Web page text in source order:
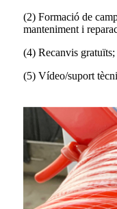
(2) Formació de
manteniment i
(4) Recanvis gratuïts;
(5) Vídeo/suport